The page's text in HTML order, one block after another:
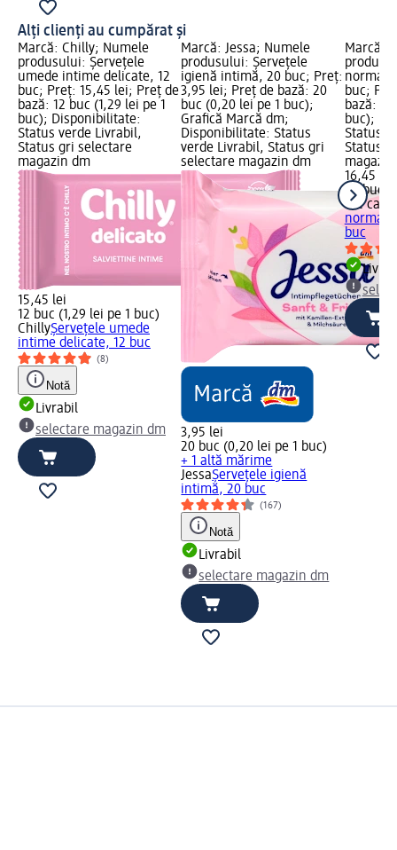
Alți clienți au cumpărat și
Marcă: Chilly; Numele
produsului: Șervețele
umede intime delicate, 12
buc; Preț: 15,45 lei; Preț de
bază: 12 buc (1,29 lei pe 1
buc); Disponibilitate:
Status verde Livrabil,
Status gri selectare
magazin dm
15,45 lei
12 buc (1,29 lei pe 1 buc)
ChillyȘervețele umede
intime delicate, 12 buc
(8)
Notă
Livrabil
selectare magazin dm
Marcă: Jessa; Numele
produsului: Șervețele
igienă intimă, 20 buc; Preț:
3,95 lei; Preț de bază: 20
buc (0,20 lei pe 1 buc);
Grafică Marcă dm;
Disponibilitate: Status
verde Livrabil, Status gri
selectare magazin dm
3,95 lei
20 buc (0,20 lei pe 1 buc)
+ 1 altă mărime
JessaȘervețele igienă
intimă, 20 buc
(167)
Notă
Livrabil
selectare magazin dm
Marcă:
buc;
bază:
buc);
Status
Status
16,45 lei
20 buc
We care
buc